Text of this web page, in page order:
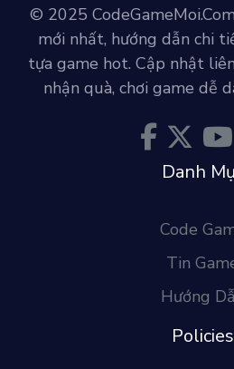
© 2025
mới nhất, hướng dẫn chi
tựa game hot. Cập nhật
nhận quà, chơi game dễ
Danh
Code
Tin
Hướng
Policies